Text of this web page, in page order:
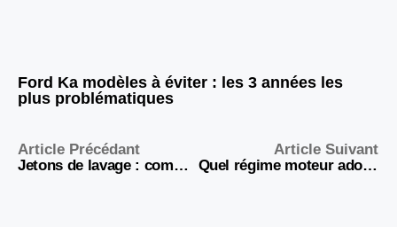
Ford Ka modèles à éviter : les 3 années les
plus problématiques
Article Précédant
Jetons de lavage : comment choisir le bon pour la bonne station ?
Article Suivant
Quel régime moteur adopter à 130 km/h pour consommer moins et préserver votre voiture ?